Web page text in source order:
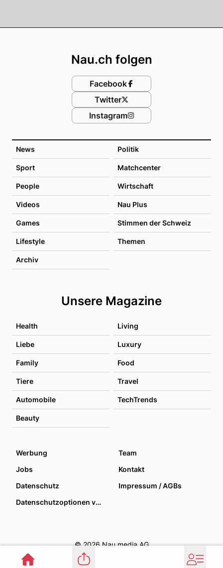
News Politik
Sport Matchcenter
People Wirtschaft
Videos Nau Plus
Games Stimmen der Schweiz
Lifestyle Themen
Archiv
Unsere Magazine
Health Living
Liebe Luxury
Family Food
Tiere Travel
Automobile TechTrends
Beauty
Nau.ch folgen
Facebook
Twitter
Instagram
Werbung
Team
Jobs
Kontakt
Datenschutz
Impressum / AGBs
Datenschutzoptionen verwalten
© 2026 Nau media AG